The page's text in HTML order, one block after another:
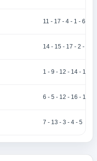
11 - 17 - 4 - 1 - 6
14 - 15 - 17 - 2 - 1
1 - 9 - 12 - 14 - 13
6 - 5 - 12 - 16 - 15
7 - 13 - 3 - 4 - 5